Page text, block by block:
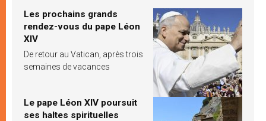
Les prochains grands
rendez-vous du pape Léon
XIV
De retour au Vatican, après trois
semaines de vacances
Le pape Léon XIV poursuit
ses haltes spirituelles